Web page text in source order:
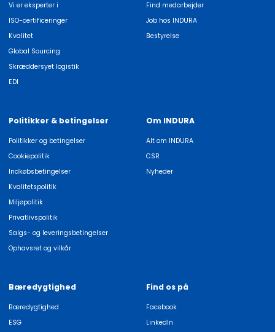
Vi er eksperter i
ISO-certificeringer
Kvalitet
Global Sourcing
Skræddersyet logistik
EDI
Find medarbejder
Job hos INDURA
Bestyrelse
Politikker & betingelser
Politikker og betingelser
Cookiepolitik
Indkøbsbetingelser
Kvalitetspolitik
Miljøpolitik
Privatlivspolitik
Salgs- og leveringsbetingelser
Ophavsret og vilkår
Om INDURA
Alt om INDURA
CSR
Nyheder
Bæredygtighed
Bæredygtighed
ESG
Find os på
Facebook
LinkedIn